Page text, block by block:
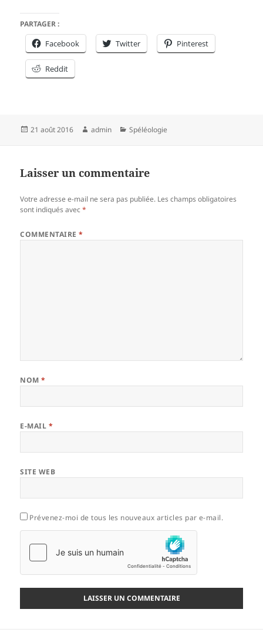
PARTAGER :
Facebook Twitter Pinterest
Reddit
Publié
21 août 2016 Auteur
admin Catégories
Spéléologie
Laisser un commentaire
Votre adresse e-mail ne sera pas publiée. Les champs obligatoires
sont indiqués avec*
COMMENTAIRE*
NOM*
E-MAIL *
SITE WEB
Prévenez-moi de tous les nouveaux articles par e-mail.